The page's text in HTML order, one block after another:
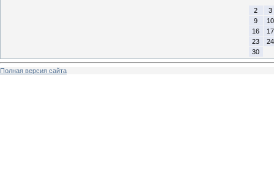
2
3
9
10
16
17
23
24
30
Полная версия сайта